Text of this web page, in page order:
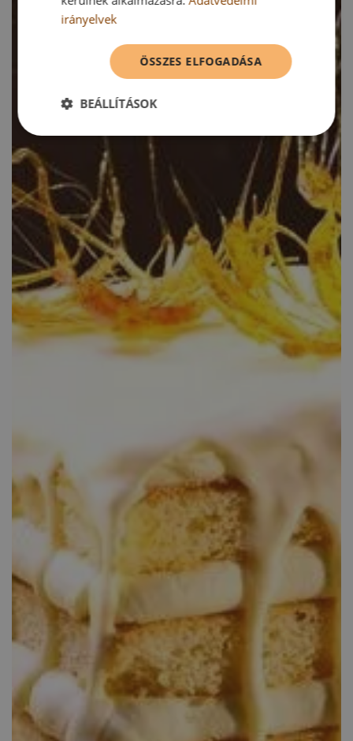
irányelvek
ÖSSZES ELFOGADÁSA
BEÁLLÍTÁSOK